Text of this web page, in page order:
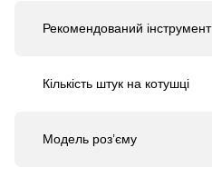
Рекомендований інструмент
Кількість штук на котушці
Модель роз’єму